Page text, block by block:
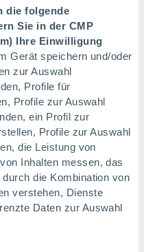
die folgende
Sie in der CMP
Ihre Einwilligung
Gerät speichern und/oder
zur Auswahl
Profile für
Profile zur Auswahl
ein Profil zur
Profile zur Auswahl
die Leistung von
Inhalten messen, das
die Kombination von
verstehen, Dienste
Daten zur Auswahl